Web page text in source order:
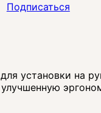
Подписаться
установки